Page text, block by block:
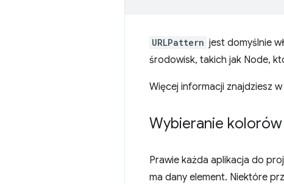
URLPattern jest domyślnie
środowisk, takich jak Node,
Więcej informacji znajdziesz
Wybieranie
Prawie każda aplikacja do
ma dany element. Niektóre